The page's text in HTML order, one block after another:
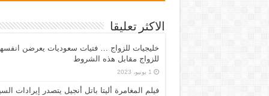
الاكثر تعليقا
خليجيات للزواج … فتيات سعوديات يعرضن
للزواج مقابل هذه الشروط
1 يونيو، 2023
فيلم المغامرة أليتا‭ ‬باتل أنجيل يتصدر إيرادات